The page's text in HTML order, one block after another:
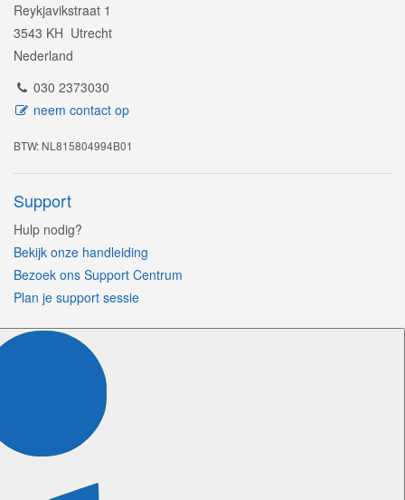
Reykjavikstraat 1
3543 KH Utrecht
Nederland
030 2373030
neem contact op
BTW: NL815804994B01
Support
Hulp nodig?
Bekijk onze handleiding
Bezoek ons Support Centrum
Plan je support sessie
Volg ons
Certificeringen